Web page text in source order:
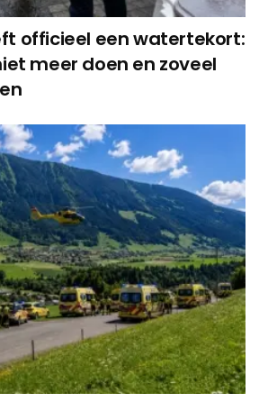
officieel een watertekort:
meer doen en zoveel